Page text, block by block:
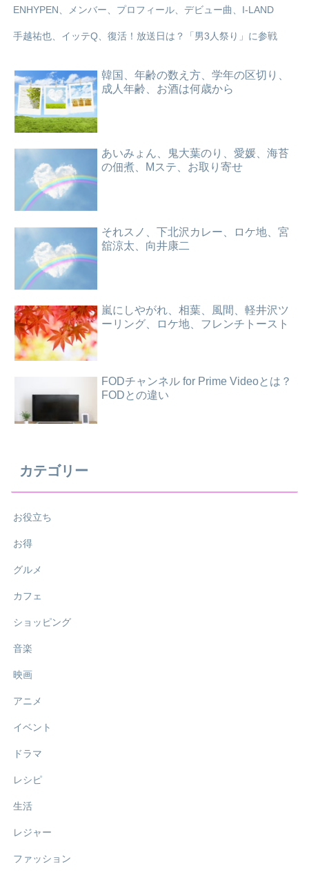
ENHYPEN、メンバー、プロフィール、デビュー曲、I-LAND
手越祐也、イッテQ、復活！放送日は？「男3人祭り」に参戦
韓国、年齢の数え方、学年の区切り、
成人年齢、お酒は何歳から
あいみょん、鬼大葉のり、愛媛、海苔
の佃煮、Mステ、お取り寄せ
それスノ、下北沢カレー、ロケ地、宮
舘涼太、向井康二
嵐にしやがれ、相葉、風間、軽井沢ツ
ーリング、ロケ地、フレンチトースト
FODチャンネル for Prime Videoとは？
FODとの違い
カテゴリー
お役立ち
お得
グルメ
カフェ
ショッピング
音楽
映画
アニメ
イベント
ドラマ
レシピ
生活
レジャー
ファッション